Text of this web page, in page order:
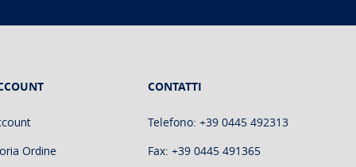
Ordine
CONTATTI
Telefono: +39 0445 492313
Fax: +39 0445 491365